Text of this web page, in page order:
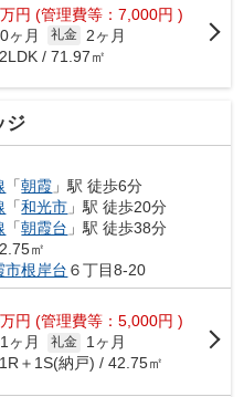
万円 (管理費等：7,000円 )
0ヶ月 礼金
2ヶ月
/ 71.97㎡
ジ
「朝霞 」駅 徒歩6分
「和光市 」駅 徒歩20分
「朝霞台 」駅 徒歩38分
㎡
市根岸台 ６丁目8-20
万円 (管理費等：5,000円 )
1ヶ月 礼金
1ヶ月
＋1S(納戸) / 42.75㎡